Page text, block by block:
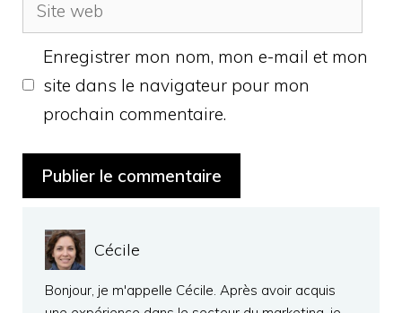
web
Enregistrer mon nom, mon e-mail et mon
site dans le navigateur pour mon
prochain commentaire.
Cécile
Bonjour, je m'appelle Cécile. Après avoir acquis